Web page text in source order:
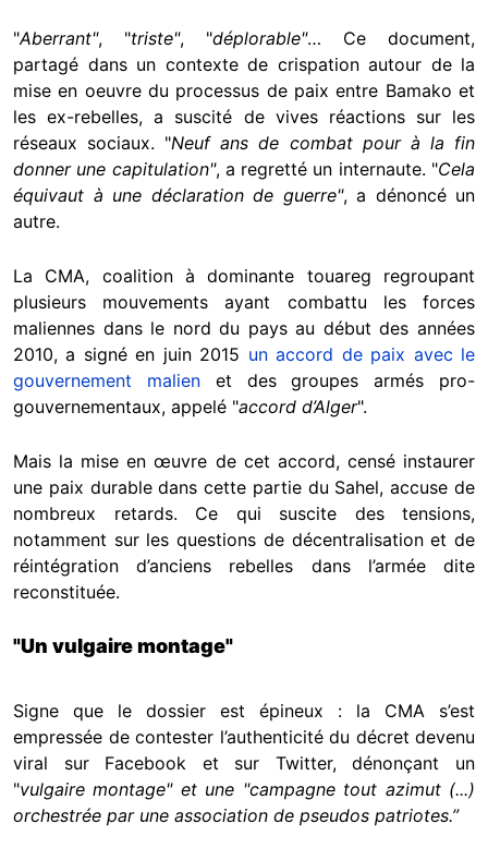
"Aberrant", "triste", "déplorable"… Ce document,
partagé dans un contexte de crispation autour de la
mise en oeuvre du processus de paix entre Bamako et
les ex-rebelles, a suscité de vives réactions sur les
réseaux sociaux. "Neuf ans de combat pour à la fin
donner une capitulation", a regretté un internaute. "Cela
équivaut à une déclaration de guerre", a dénoncé un
autre.
La CMA, coalition à dominante touareg regroupant
plusieurs mouvements ayant combattu les forces
maliennes dans le nord du pays au début des années
2010, a signé en juin 2015 un accord de paix avec le
gouvernement malienet des groupes armés pro-
gouvernementaux, appelé "accord d’Alger".
Mais la mise en œuvre de cet accord, censé instaurer
une paix durable dans cette partie du Sahel, accuse de
nombreux retards. Ce qui suscite des tensions,
notamment sur les questions de décentralisation et de
réintégration d’anciens rebelles dans l’armée dite
reconstituée.
"Un vulgaire montage"
Signe que le dossier est épineux : la CMA s’est
empressée de contester l’authenticité du décret devenu
viral sur Facebook et sur Twitter, dénonçant un
"vulgaire montage" et une "campagne tout azimut (...)
orchestrée par une association de pseudos patriotes.”